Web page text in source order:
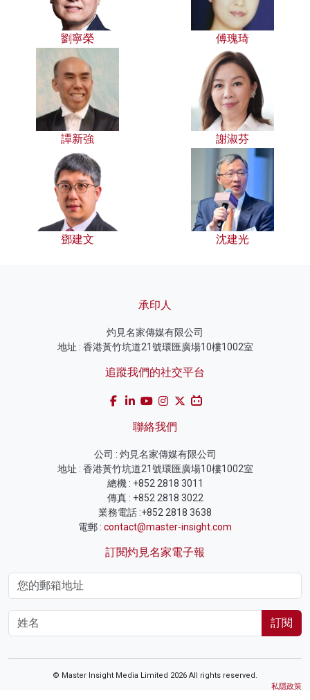
劉寧榮 傅瑰琦
譚新強 謝淑芬
鄧建文 沈建光
承印人
灼見名家傳媒有限公司
地址 : 香港黃竹坑道21號環匯廣場10樓1002室
追蹤我們的社交平台
聯絡我們
公司 : 灼見名家傳媒有限公司
地址 : 香港黃竹坑道21號環匯廣場10樓1002室
總機 : +852 2818 3011
傳真 : +852 2818 3022
業務電話 :+852 2818 3638
電郵 : contact@master-insight.com
訂閱灼見名家電子報
訂閱
© Master Insight Media Limited 2026 All rights reserved.
私隱政策